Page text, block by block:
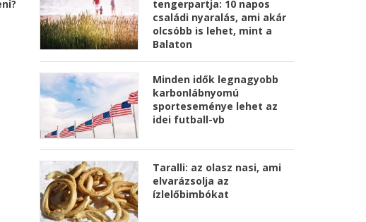
tengerpartja: 10 napos
családi nyaralás, ami akár
olcsóbb is lehet, mint a
Balaton
Minden idők legnagyobb
karbonlábnyomú
sporteseménye lehet az
idei futball-vb
Taralli: az olasz nasi, ami
elvarázsolja az
ízlelőbimbókat